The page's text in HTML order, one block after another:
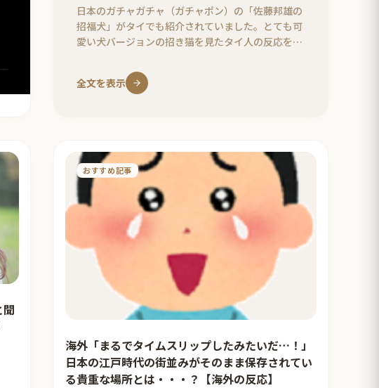
日本のガチャガチャ（ガチャポン）の「佐藤邦雄の
招福犬」がタイでも紹介されていました。とても可
愛い犬バージョンの招き猫を見たタイ人の反応をま
全文を表示
おすすめ記事
海外「まるでタイムスリップしたみたいだ…！」
日本の江戸時代の街並みがそのまま保存されてい
る貴重な場所とは・・・？【海外の反応】